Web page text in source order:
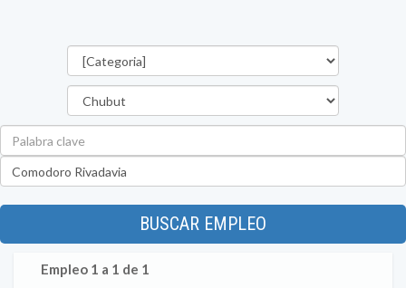
BUSCAR EMPLEO
Empleo 1 a 1 de 1